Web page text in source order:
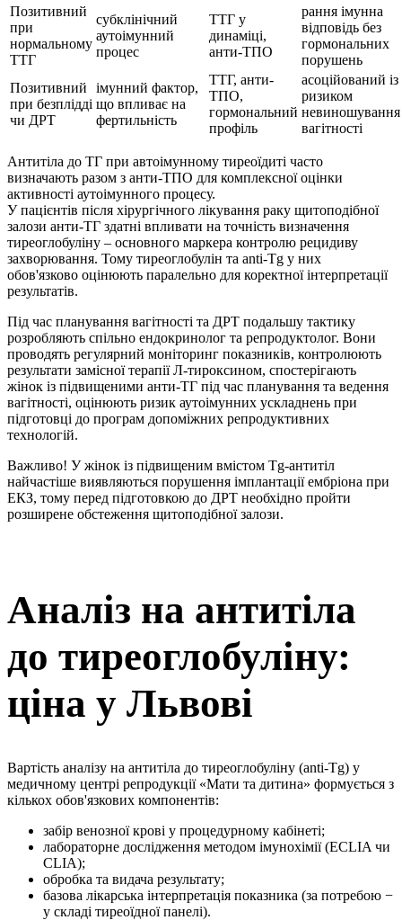
Позитивний
при
нормальному
ТТГ
субклінічний
аутоімунний
процес
ТТГ у
динаміці,
анти-ТПО
рання імунна
відповідь без
гормональних
порушень
Позитивний
при безплідді
чи ДРТ
імунний фактор,
що впливає на
фертильність
ТТГ, анти-
ТПО,
гормональний
профіль
асоційований із
ризиком
невиношування
вагітності
Антитіла до ТГ при автоімунному тиреоїдиті часто
визначають разом з анти-ТПО для комплексної оцінки
активності аутоімунного процесу.
У пацієнтів після хірургічного лікування раку щитоподібної
залози анти-ТГ здатні впливати на точність визначення
тиреоглобуліну – основного маркера контролю рецидиву
захворювання. Тому тиреоглобулін та anti-Tg у них
обов'язково оцінюють паралельно для коректної інтерпретації
результатів.
Під час планування вагітності та ДРТ подальшу тактику
розробляють спільно ендокринолог та репродуктолог. Вони
проводять регулярний моніторинг показників, контролюють
результати замісної терапії Л-тироксином, спостерігають
жінок із підвищеними анти-ТГ під час планування та ведення
вагітності, оцінюють ризик аутоімунних ускладнень при
підготовці до програм допоміжних репродуктивних
технологій.
Важливо! У жінок із підвищеним вмістом Tg-антитіл
найчастіше виявляються порушення імплантації ембріона при
ЕКЗ, тому перед підготовкою до ДРТ необхідно пройти
розширене обстеження щитоподібної залози.
Аналіз на антитіла
до тиреоглобуліну:
ціна у Львові
Вартість аналізу на антитіла до тиреоглобуліну (anti-Tg) у
медичному центрі репродукції «Мати та дитина» формується з
кількох обов'язкових компонентів:
забір венозної крові у процедурному кабінеті;
лабораторне дослідження методом імунохімії (ECLIA чи
CLIA);
обробка та видача результату;
базова лікарська інтерпретація показника (за потребою −
у складі тиреоїдної панелі).